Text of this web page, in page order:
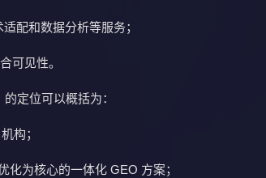
配和数据分析等服务；
可见性。
定位可以概括为：
构；
化为核心的一体化 GEO 方案；